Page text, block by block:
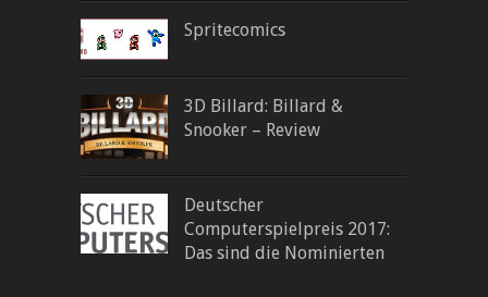
Spritecomics
3D Billard: Billard &
Snooker – Review
Deutscher
Computerspielpreis 2017:
Das sind die Nominierten